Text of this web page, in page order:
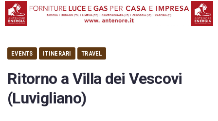
EVENTS ITINERARI TRAVEL
Ritorno a Villa dei Vescovi
(Luvigliano)